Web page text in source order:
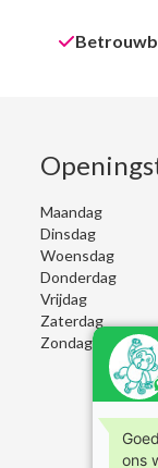
Maandag
Dinsdag
Woensdag
Donderdag
Vrijdag
Zaterdag
Zondag